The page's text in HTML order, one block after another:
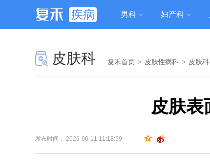
疾病 男科 妇产科
皮肤科 复禾首页 > 皮肤性病科 > 皮肤科
皮肤表
发布时间： 2026-06-11 11:18:59